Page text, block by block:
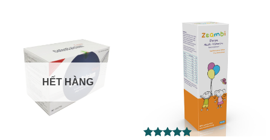
HẾT HÀNG